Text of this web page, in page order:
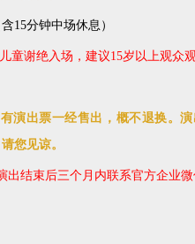
15分钟中场休息）
童谢绝入场，建议15岁以上观众
演出票一经售出，概不退换。
您见谅。
出结束后三个月内联系官方企业